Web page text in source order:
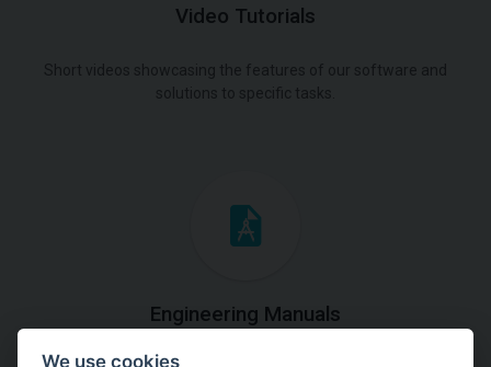
Video Tutorials
Short videos showcasing the features of our software and
solutions to specific tasks.
Engineering Manuals
We use cookies